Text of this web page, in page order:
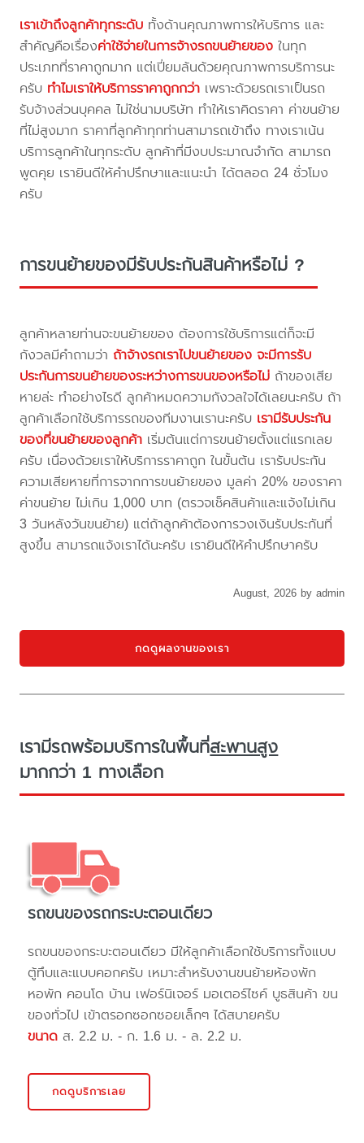
เราเข้าถึงลูกค้าทุกระดับ ทั้งด้านคุณภาพการให้บริการ และ
สำคัญคือเรื่องค่าใช้จ่ายในการจ้างรถขนย้ายของ ในทุก
ประเภทที่ราคาถูกมาก แต่เปี่ยมล้นด้วยคุณภาพการบริการนะ
ครับ ทำไมเราให้บริการราคาถูกกว่า เพราะด้วยรถเราเป็นรถ
รับจ้างส่วนบุคคล ไม่ใช่นามบริษัท ทำให้เราคิดราคา ค่าขนย้าย
ที่ไม่สูงมาก ราคาที่ลูกค้าทุกท่านสามารถเข้าถึง ทางเราเน้น
บริการลูกค้าในทุกระดับ ลูกค้าที่มีงบประมาณจำกัด สามารถ
พูดคุย เรายินดีให้คำปรึกษาและแนะนำ ได้ตลอด 24 ชั่วโมง
ครับ
การขนย้ายของมีรับประกันสินค้าหรือไม่ ?
ลูกค้าหลายท่านจะขนย้ายของ ต้องการใช้บริการแต่ก็จะมี
กังวลมีคำถามว่า ถ้าจ้างรถเราไปขนย้ายของ จะมีการรับ
ประกันการขนย้ายของระหว่างการขนของหรือไม่ ถ้าของเสีย
หายล่ะ ทำอย่างไรดี ลูกค้าหมดความกังวลใจได้เลยนะครับ ถ้า
ลูกค้าเลือกใช้บริการรถของทีมงานเรานะครับ เรามีรับประกัน
ของที่ขนย้ายของลูกค้า เริ่มต้นแต่การขนย้ายตั้งแต่แรกเลย
ครับ เนื่องด้วยเราให้บริการราคาถูก ในขั้นต้น เรารับประกัน
ความเสียหายที่การจากการขนย้ายของ มูลค่า 20% ของราคา
ค่าขนย้าย ไม่เกิน 1,000 บาท (ตรวจเช็คสินค้าและแจ้งไม่เกิน
3 วันหลังวันขนย้าย) แต่ถ้าลูกค้าต้องการวงเงินรับประกันที่
สูงขึ้น สามารถแจ้งเราได้นะครับ เรายินดีให้คำปรึกษาครับ
August, 2026 by admin
กดดูผลงานของเรา
เรามีรถพร้อมบริการในพื้นที่สะพานสูง
มากกว่า 1 ทางเลือก
รถขนของรถกระบะตอนเดียว
รถขนของกระบะตอนเดียว มีให้ลูกค้าเลือกใช้บริการทั้งแบบ
ตู้ทึบและแบบคอกครับ เหมาะสำหรับงานขนย้ายห้องพัก
หอพัก คอนโด บ้าน เฟอร์นิเจอร์ มอเตอร์ไซค์ บูธสินค้า ขน
ของทั่วไป เข้าตรอกซอกซอยเล็กๆ ได้สบายครับ
ขนาด ส. 2.2 ม. - ก. 1.6 ม. - ล. 2.2 ม.
กดดูบริการเลย